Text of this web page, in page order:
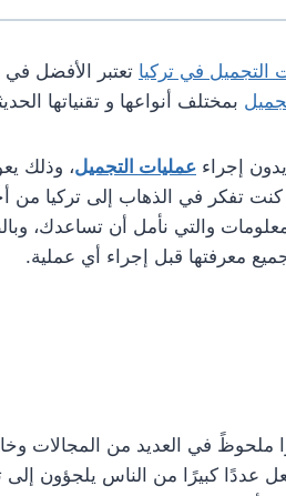
التجميل في تركيا تعتبر الأفضل في
بمختلف أنواعها و تقنياتها
إجراء عمليات التجميل، وذلك
كنت تفكر في الذهاب إلى تركيا من
والتي نأمل أن تساعدك،
معرفتها قبل إجراء أي عملية.
ملحوظً في العديد من
عددًا كبيرًا من الناس يلجؤون إلى